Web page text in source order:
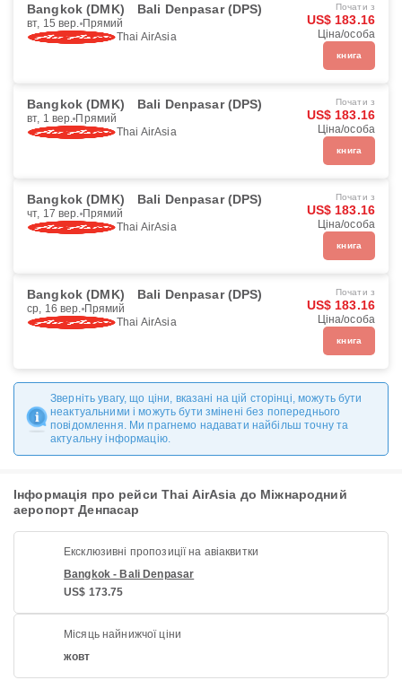
Bangkok (DMK) Bali Denpasar (DPS)
вт, 15 вер. Прямий
Thai AirAsia
Почати з
US$ 183.16
Ціна/особа
книга
Bangkok (DMK) Bali Denpasar (DPS)
вт, 1 вер. Прямий
Thai AirAsia
Почати з
US$ 183.16
Ціна/особа
книга
Bangkok (DMK) Bali Denpasar (DPS)
чт, 17 вер. Прямий
Thai AirAsia
Почати з
US$ 183.16
Ціна/особа
книга
Bangkok (DMK) Bali Denpasar (DPS)
ср, 16 вер. Прямий
Thai AirAsia
Почати з
US$ 183.16
Ціна/особа
книга
Зверніть увагу, що ціни, вказані на цій сторінці, можуть бути
неактуальними і можуть бути змінені без попереднього
повідомлення. Ми прагнемо надавати найбільш точну та
актуальну інформацію.
Інформація про рейси Thai AirAsia до Міжнародний
аеропорт Денпасар
Ексклюзивні пропозиції на авіаквитки
Bangkok - Bali Denpasar
US$ 173.75
Місяць найнижчої ціни
жовт